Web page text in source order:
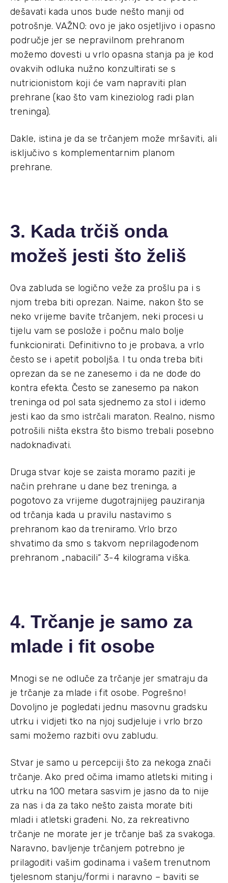
dešavati kada unos bude nešto manji od
potrošnje. VAŽNO: ovo je jako osjetljivo i opasno
područje jer se nepravilnom prehranom
možemo dovesti u vrlo opasna stanja pa je kod
ovakvih odluka nužno konzultirati se s
nutricionistom koji će vam napraviti plan
prehrane (kao što vam kineziolog radi plan
treninga).
Dakle, istina je da se trčanjem može mršaviti, ali
isključivo s komplementarnim planom
prehrane.
3. Kada trčiš onda
možeš jesti što želiš
Ova zabluda se logično veže za prošlu pa i s
njom treba biti oprezan. Naime, nakon što se
neko vrijeme bavite trčanjem, neki procesi u
tijelu vam se poslože i počnu malo bolje
funkcionirati. Definitivno to je probava, a vrlo
često se i apetit poboljša. I tu onda treba biti
oprezan da se ne zanesemo i da ne dođe do
kontra efekta. Često se zanesemo pa nakon
treninga od pol sata sjednemo za stol i idemo
jesti kao da smo istrčali maraton. Realno, nismo
potrošili ništa ekstra što bismo trebali posebno
nadoknađivati.
Druga stvar koje se zaista moramo paziti je
način prehrane u dane bez treninga, a
pogotovo za vrijeme dugotrajnijeg pauziranja
od trčanja kada u pravilu nastavimo s
prehranom kao da treniramo. Vrlo brzo
shvatimo da smo s takvom neprilagođenom
prehranom „nabacili“ 3-4 kilograma viška.
4. Trčanje je samo za
mlade i fit osobe
Mnogi se ne odluče za trčanje jer smatraju da
je trčanje za mlade i fit osobe. Pogrešno!
Dovoljno je pogledati jednu masovnu gradsku
utrku i vidjeti tko na njoj sudjeluje i vrlo brzo
sami možemo razbiti ovu zabludu.
Stvar je samo u percepciji što za nekoga znači
trčanje. Ako pred očima imamo atletski miting i
utrku na 100 metara sasvim je jasno da to nije
za nas i da za tako nešto zaista morate biti
mladi i atletski građeni. No, za rekreativno
trčanje ne morate jer je trčanje baš za svakoga.
Naravno, bavljenje trčanjem potrebno je
prilagoditi vašim godinama i vašem trenutnom
tjelesnom stanju/formi i naravno – baviti se